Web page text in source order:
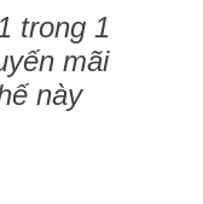
trong 1
mãi
này